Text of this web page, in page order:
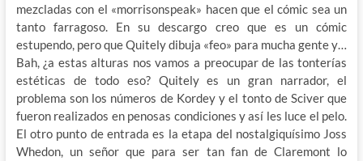
mezcladas con el «morrisonspeak» hacen que el cómic sea un
tanto farragoso. En su descargo creo que es un cómic
estupendo, pero que Quitely dibuja «feo» para mucha gente y…
Bah, ¿a estas alturas nos vamos a preocupar de las tonterías
estéticas de todo eso? Quitely es un gran narrador, el
problema son los números de Kordey y el tonto de Sciver que
fueron realizados en penosas condiciones y así les luce el pelo.
El otro punto de entrada es la etapa del nostalgiquísimo Joss
Whedon, un señor que para ser tan fan de Claremont lo